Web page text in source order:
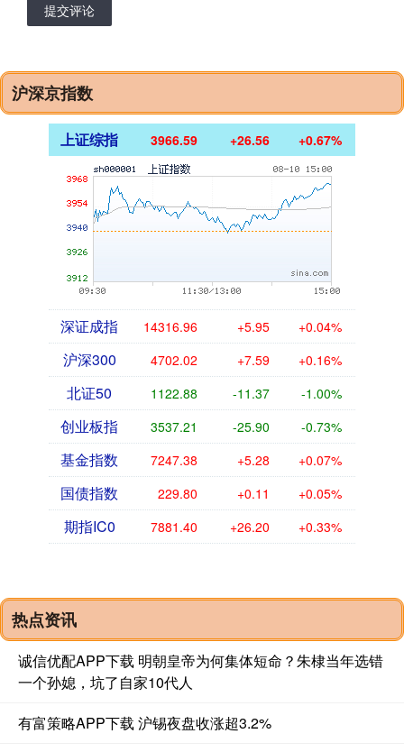
提交评论
沪深京指数
上证综指 3966.59 +26.56 +0.67%
深证成指 14316.96 +5.95 +0.04%
沪深300 4702.02 +7.59 +0.16%
北证50 1122.88 -11.37 -1.00%
创业板指 3537.21 -25.90 -0.73%
基金指数 7247.38 +5.28 +0.07%
国债指数 229.80 +0.11 +0.05%
期指IC0 7881.40 +26.20 +0.33%
热点资讯
诚信优配APP下载 明朝皇帝为何集体短命？朱棣当年选错
一个孙媳，坑了自家10代人
有富策略APP下载 沪锡夜盘收涨超3.2%